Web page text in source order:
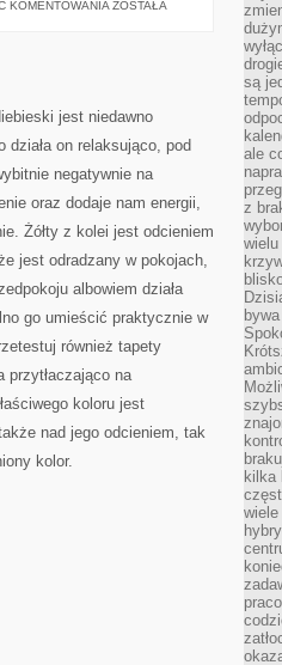
KOMENTOWANIA BRAMY
SPOSÓB
NA
ZOSTAŁA
jest niedawno
on relaksująco, pod
negatywnie na
oraz dodaje nam energii,
Żółty z kolei jest odcieniem
jest odradzany w pokojach,
albowiem działa
go umieścić praktycznie w
również tapety
przytłaczająco na
koloru jest
nad jego odcieniem, tak
kolor.
są
ale
z
kilka